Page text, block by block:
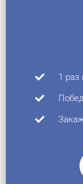
1 раз